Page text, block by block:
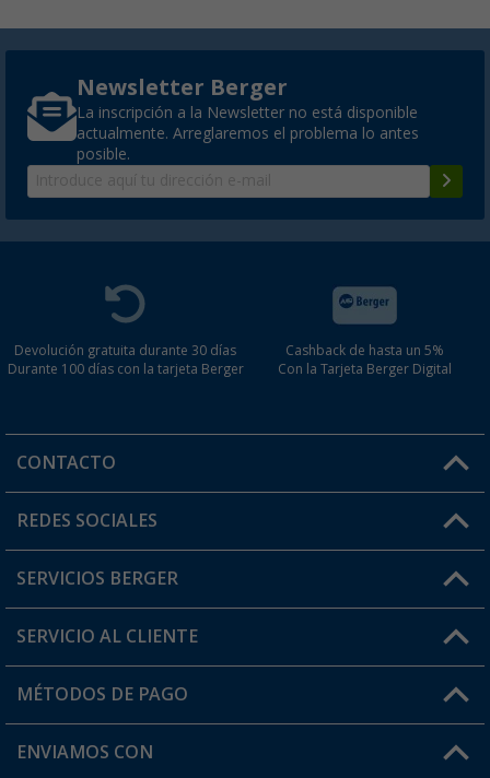
Newsletter Berger
La inscripción a la Newsletter no está disponible
actualmente. Arreglaremos el problema lo antes
posible.
Devolución gratuita durante 30 días
Durante 100 días con la tarjeta Berger
Cashback de hasta un 5%
Con la Tarjeta Berger Digital
CONTACTO
Horario de atención al cliente:
¿Tienes alguna duda?
REDES SOCIALES
SERVICIOS BERGER
Conviértete en distribuidor
Mi cuenta
SERVICIO AL CLIENTE
FAQ y Contacto
Información de envío
MÉTODOS DE PAGO
ENVIAMOS CON